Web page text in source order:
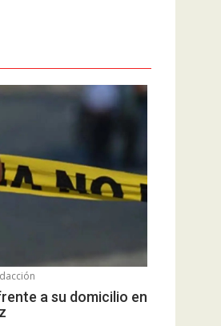
a su domicilio en